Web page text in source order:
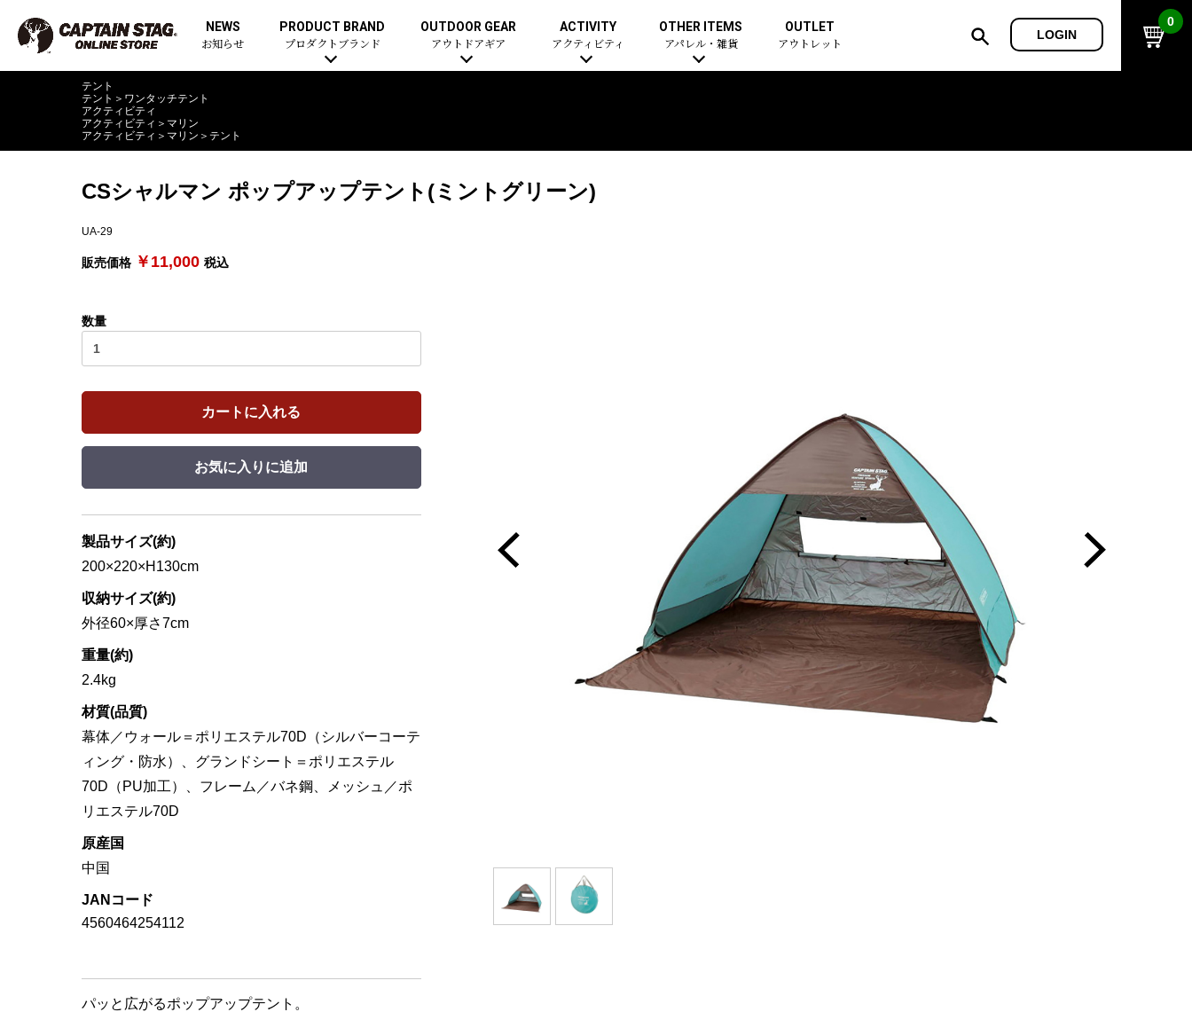
NEWS
お知らせ
PRODUCT BRAND
プロダクトブランド
OUTDOOR GEAR
アウトドアギア
ACTIVITY
アクティビティ
OTHER ITEMS
アパレル・雑貨
OUTLET
アウトレット
LOGIN
0
テント
テント ＞ ワンタッチテント
アクティビティ
アクティビティ ＞ マリン
アクティビティ ＞ マリン ＞ テント
CSシャルマン ポップアップテント(ミントグリーン)
UA-29
販売価格 ￥11,000 税込
数量
カートに入れる
お気に入りに追加
製品サイズ(約)
200×220×H130cm
収納サイズ(約)
外径60×厚さ7cm
重量(約)
2.4kg
材質(品質)
幕体／ウォール＝ポリエステル70D（シルバーコーテ
ィング・防水）、グランドシート＝ポリエステル
70D（PU加工）、フレーム／バネ鋼、メッシュ／ポ
リエステル70D
原産国
中国
JANコード
4560464254112
パッと広がるポップアップテント。